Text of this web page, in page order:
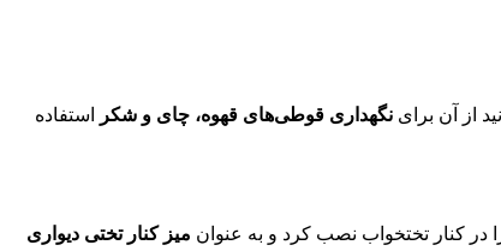
از آن برای نگهداری قوطی‌های قهوه، چای و شکر
استفاده
در کنار تختخواب نصب کرد و به عنوان میز کنار تختی دیواری